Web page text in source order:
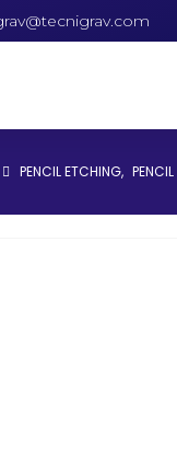
PENCIL ETCHING, PENCIL